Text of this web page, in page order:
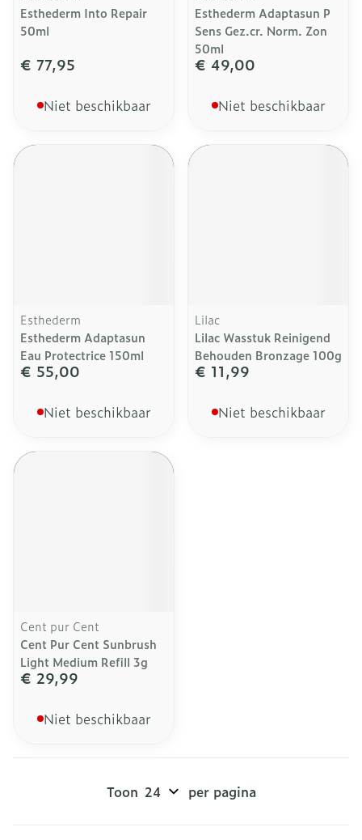
Esthederm Into Repair
50ml
€ 77,95
Niet beschikbaar
Esthederm Adaptasun P
Sens Gez.cr. Norm. Zon
50ml
€ 49,00
Niet beschikbaar
Esthederm
Esthederm Adaptasun
Eau Protectrice 150ml
€ 55,00
Niet beschikbaar
Lilac
Lilac Wasstuk Reinigend
Behouden Bronzage 100g
€ 11,99
Niet beschikbaar
Cent pur Cent
Cent Pur Cent Sunbrush
Light Medium Refill 3g
€ 29,99
Niet beschikbaar
Toon per pagina